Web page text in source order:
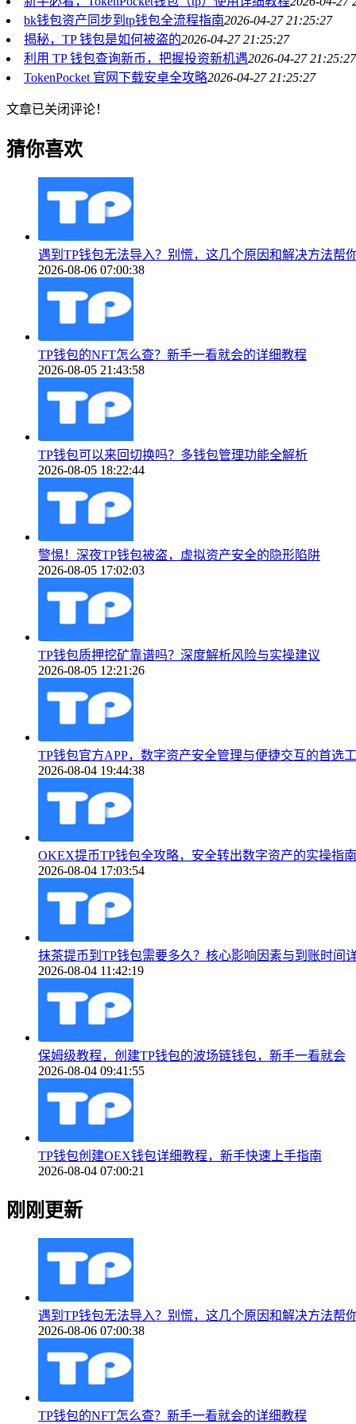
bk钱包资产同步到tp钱包全流程指南2026-04-27 21:25:27
揭秘，TP 钱包是如何被盗的2026-04-27 21:25:27
利用 TP 钱包查询新币，把握投资新机遇2026-04-27 21:25:27
TokenPocket 官网下载安卓全攻略2026-04-27 21:25:27
文章已关闭评论！
猜你喜欢
遇到TP钱包无法导入？别慌，这几个原因和解决方法帮
2026-08-06 07:00:38
TP钱包的NFT怎么查？新手一看就会的详细教程
2026-08-05 21:43:58
TP钱包可以来回切换吗？多钱包管理功能全解析
2026-08-05 18:22:44
警惕！深夜TP钱包被盗，虚拟资产安全的隐形陷阱
2026-08-05 17:02:03
TP钱包质押挖矿靠谱吗？深度解析风险与实操建议
2026-08-05 12:21:26
TP钱包官方APP，数字资产安全管理与便捷交互的首选
2026-08-04 19:44:38
OKEX提币TP钱包全攻略，安全转出数字资产的实操指南
2026-08-04 17:03:54
抹茶提币到TP钱包需要多久？核心影响因素与到账时间
2026-08-04 11:42:19
保姆级教程，创建TP钱包的波场链钱包，新手一看就会
2026-08-04 09:41:55
TP钱包创建OEX钱包详细教程，新手快速上手指南
2026-08-04 07:00:21
刚刚更新
遇到TP钱包无法导入？别慌，这几个原因和解决方法帮
2026-08-06 07:00:38
TP钱包的NFT怎么查？新手一看就会的详细教程